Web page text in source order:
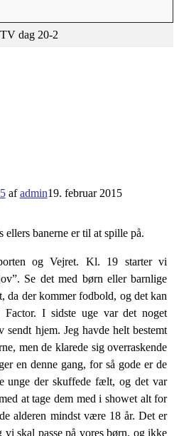
dag 20-2
afadmin19. februar 2015
ellers banerne er til at spille på.
og Vejret. Kl. 19 starter vi
Se det med børn eller barnlige
da der kommer fodbold, og det kan
I sidste uge var det noget
sendt hjem. Jeg havde helt bestemt
men de klarede sig overraskende
en denne gang, for så gode er de
unge der skuffede fælt, og det var
at tage dem med i showet alt for
alderen mindst være 18 år. Det er
vi skal passe på vores børn, og ikke